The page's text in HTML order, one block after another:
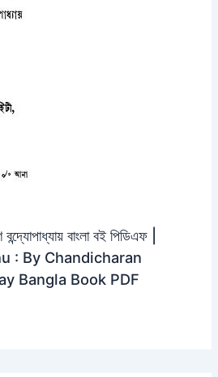
বাংলা বই পিডিএফ |
: By Chandicharan
Bangla Book PDF